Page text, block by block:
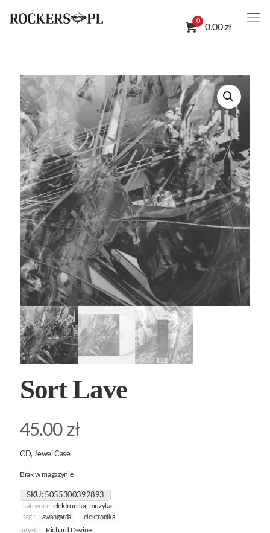
0
0.00 zł
Sort Lave
45.00 zł
CD, Jewel Case
Brak w magazynie
SKU: 5055300392893
kategorie:elektronika, muzyka
tagi:
awangarda elektronika
artysta:
Richard Devine